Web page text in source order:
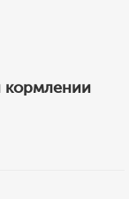
кормлении